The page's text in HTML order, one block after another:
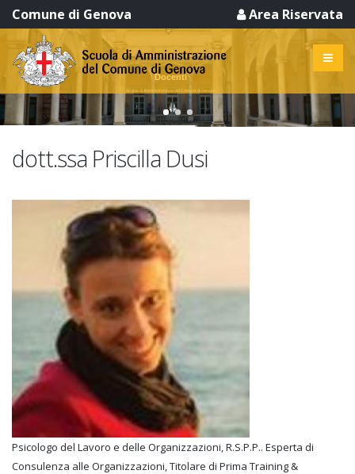
Comune di Genova Area Riservata
Docenti
Scuola di Amministrazione del Comune di Genova
dott.ssa Priscilla Dusi
Psicologo del Lavoro e delle Organizzazioni, R.S.P.P.. Esperta di
Consulenza alle Organizzazioni, Titolare di Prima Training &